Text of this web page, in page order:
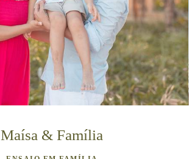
Maísa & Família